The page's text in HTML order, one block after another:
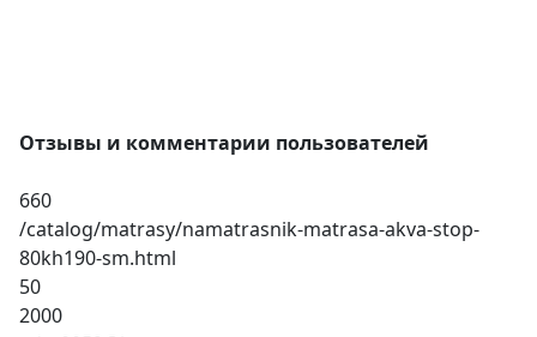
Отзывы и комментарии пользователей
660
/catalog/matrasy/namatrasnik-matrasa-akva-stop-
80kh190-sm.html
50
2000